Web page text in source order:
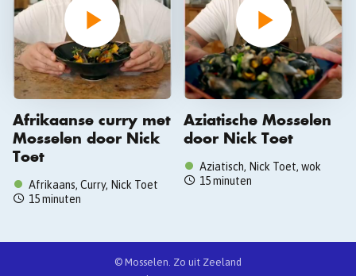
Afrikaanse curry met
Mosselen door Nick
Toet
Afrikaans, Curry, Nick Toet
15 minuten
Aziatische Mosselen
door Nick Toet
Aziatisch, Nick Toet, wok
15 minuten
© Mosselen. Zo uit Zeeland